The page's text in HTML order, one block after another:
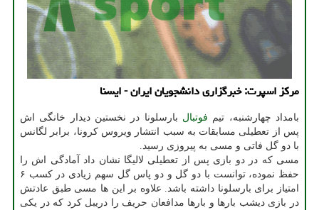
مركز اسپرت: خبرگزاری دانشجویان ایران - ایسنا
بامداد چهارشنبه، تیم فوتبال بارسلونا در نخستین دیدار خانگی اش
پس از تعطیلی مسابقات به سبب انتشار ویروس کرونا، برابر لگانس
با دو گل فاتی و مسی به پیروزی رسید.
مسی که در دو بازی پس از تعطیلی لالیگا نشان داد آمادگی اش را
حفظ نموده، توانست با دو گل و دو پاس گل سهم زیادی در کسب ۶
امتیاز برای بارسلونا داشته باشد. علاوه بر این ها مسی طبق عادتش
در بازی دیشب بارها و بارها مدافعان حریف را دریبل کرد که در یکی